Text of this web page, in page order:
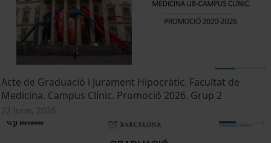
Acte de Graduació i Jurament Hipocràtic. Facultat de
Medicina. Campus Clínic. Promoció 2026. Grup 2
22 June, 2026